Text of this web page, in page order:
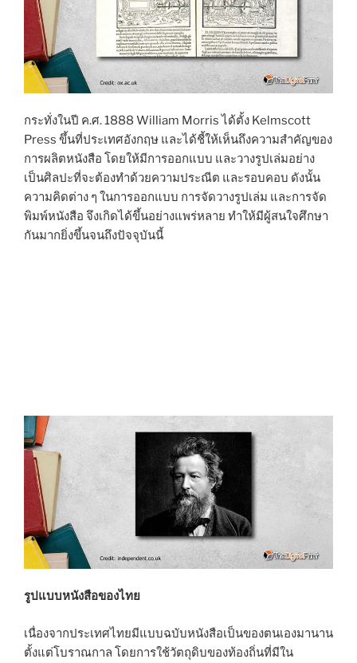
กระทั่งในปี ค.ศ. 1888 William Morris ได้ตั้ง Kelmscott
Press ขึ้นที่ประเทศอังกฤษ และได้ชี้ให้เห็นถึงความสำคัญของ
การผลิตหนังสือ โดยให้มีการออกแบบ และวางรูปเล่มอย่าง
เป็นศิลปะที่จะต้องทำด้วยความประณีต และรอบคอบ ดังนั้น
ความคิดต่าง ๆ ในการออกแบบ การจัดวางรูปเล่ม และการจัด
พิมพ์หนังสือ จึงเกิดได้ขึ้นอย่างแพร่หลาย ทำให้มีผู้สนใจศึกษา
กันมากยิ่งขึ้นจนถึงปัจจุบันนี้
รูปแบบหนังสือของไทย
เนื่องจากประเทศไทยมีแบบฉบับหนังสือเป็นของตนเองมานาน
ตั้งแต่โบราณกาล โดยการใช้วัตถุดิบของท้องถิ่นที่มีใน